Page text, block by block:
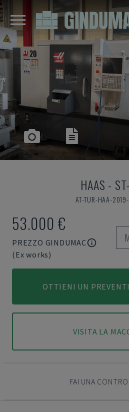
HAAS -
AT-TUR-HAA-
53.000 €
PREZZO GINDUMAC
(Ex works)
OTTIENI UN
VISITA LA
FAI UNA